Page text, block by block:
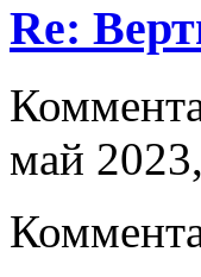
Re:
май